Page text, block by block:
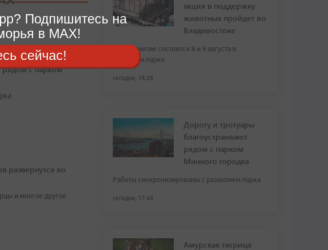
рядом с парком
развернутся во
и многое другое
акция в поддержку
животных пройдет во
Владивостоке
Мероприятие состоится 8 и 9 августа в
Нагорном парке
сегодня, 18:28
Дорогу и тротуары
благоустраивают
рядом с парком
Минного городка
Работы синхронизированы с развитием парка
сегодня, 17:44
Амурская тигрица
Подпишитесь на
в MAX!
сейчас!